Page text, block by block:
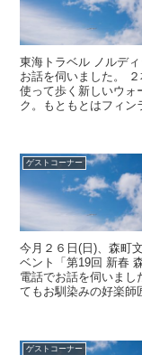
東海トラベル ノルデ
お話を伺いました。
使って歩く新しいウォ
ク。もともとはフィン
ゲストコーナー
今月２６日(日)、森町
ベント「第19回 新春
電話でお話を伺いまし
てもお馴染みの好楽師
ゲストコーナー